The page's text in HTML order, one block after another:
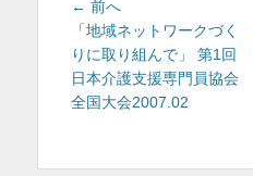
投
稿
ナ
ビ
ゲ
シ
← 前へ
の
投
稿:
「地域ネットワークづく
りに取り組んで」 第1回
日本介護支援専門員協会
全国大会2007.02